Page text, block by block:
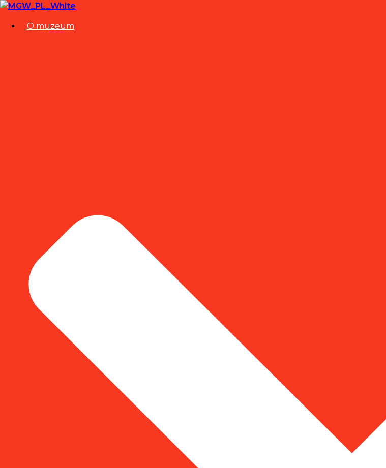
O muzeum